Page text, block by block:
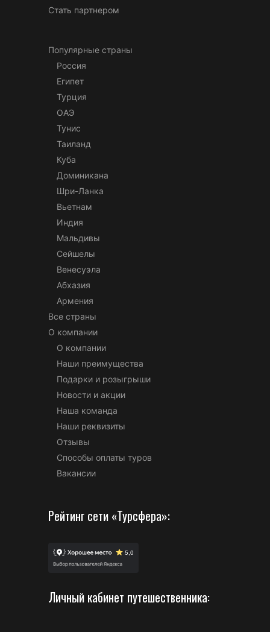
Стать партнером
Популярные страны
Россия
Египет
Турция
ОАЭ
Тунис
Таиланд
Куба
Доминикана
Шри-Ланка
Вьетнам
Индия
Мальдивы
Сейшелы
Венесуэла
Абхазия
Армения
Все страны
О компании
О компании
Наши преимущества
Подарки и розыгрыши
Новости и акции
Наша команда
Наши реквизиты
Отзывы
Способы оплаты туров
Вакансии
Рейтинг сети «Турсфера»:
Личный кабинет путешественника: